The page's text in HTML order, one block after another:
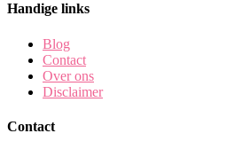
Handige links
Blog
Contact
Over ons
Disclaimer
Contact